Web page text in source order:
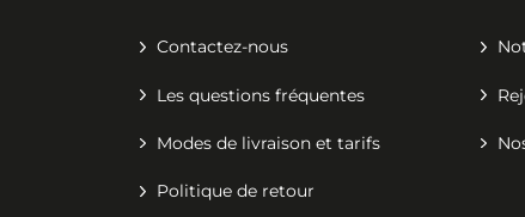
Contactez-nous
Les questions fréquentes
Modes de livraison et tarifs
Politique de retour